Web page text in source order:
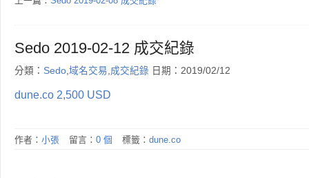
Sedo 2019-02-12 成交紀錄
分類： Sedo,域名交易,成交紀錄 日期：2019/02/12
dune.co 2,500 USD
作者： 小張 留言： 0 個 標籤： dune.co